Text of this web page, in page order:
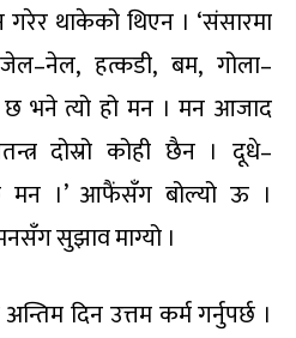
थाकेको थिएन । ‘संसारमा
हत्कडी, बम, गोला–
भने त्यो हो मन । मन आजाद
दोस्रो कोही छैन । दूधे–
मन ।’ आफैंसँग बोल्यो ऊ ।
सुझाव माग्यो ।
दिन उत्तम कर्म गर्नुपर्छ ।